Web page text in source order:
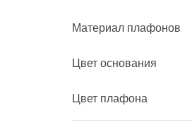
Материал плафонов
Цвет основания
Цвет плафона